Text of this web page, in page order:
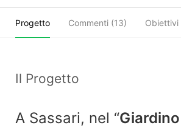
Progetto Commenti (13) Obiettivi
Il Progetto
A Sassari, nel “